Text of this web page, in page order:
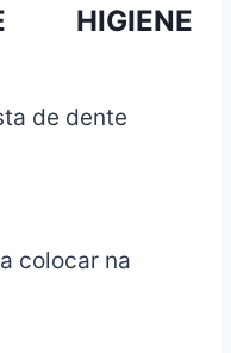
HIGIENE
de dente
colocar na